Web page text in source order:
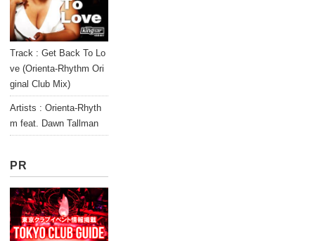
Track : Get Back To Lo
ve (Orienta-Rhythm Ori
ginal Club Mix)
Artists : Orienta-Rhyth
m feat. Dawn Tallman
PR